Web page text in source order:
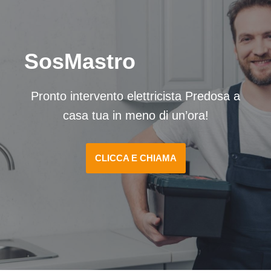
SosMastro
Pronto intervento elettricista Predosa a
casa tua in meno di un’ora!
CLICCA E CHIAMA